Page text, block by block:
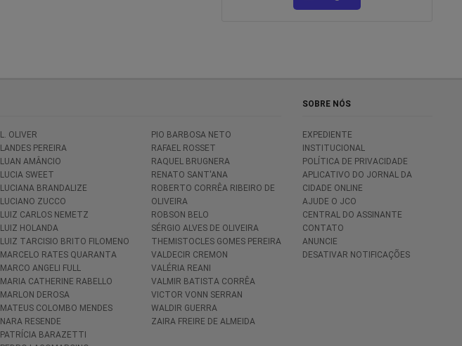
L. OLIVER
LANDES PEREIRA
LUAN AMÂNCIO
LUCIA SWEET
LUCIANA BRANDALIZE
LUCIANO ZUCCO
LUIZ CARLOS NEMETZ
LUIZ HOLANDA
LUIZ TARCISIO BRITO FILOMENO
MARCELO RATES QUARANTA
MARCO ANGELI FULL
MARIA CATHERINE RABELLO
MARLON DEROSA
MATEUS COLOMBO MENDES
NARA RESENDE
PATRÍCIA BARAZETTI
PIO BARBOSA NETO
RAFAEL ROSSET
RAQUEL BRUGNERA
RENATO SANT'ANA
ROBERTO CORRÊA RIBEIRO DE
OLIVEIRA
ROBSON BELO
SÉRGIO ALVES DE OLIVEIRA
THEMISTOCLES GOMES PEREIRA
VALDECIR CREMON
VALÉRIA REANI
VALMIR BATISTA CORRÊA
VICTOR VONN SERRAN
WALDIR GUERRA
ZAIRA FREIRE DE ALMEIDA
SOBRE NÓS
EXPEDIENTE
INSTITUCIONAL
POLÍTICA DE PRIVACIDADE
APLICATIVO DO JORNAL DA
CIDADE ONLINE
AJUDE O JCO
CENTRAL DO ASSINANTE
CONTATO
ANUNCIE
DESATIVAR NOTIFICAÇÕES